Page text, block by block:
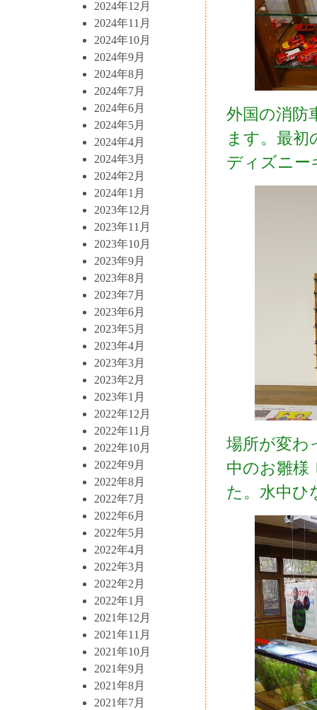
2024年12月
2024年11月
2024年10月
2024年9月
2024年8月
2024年7月
2024年6月
2024年5月
2024年4月
2024年3月
2024年2月
2024年1月
2023年12月
2023年11月
2023年10月
2023年9月
2023年8月
2023年7月
2023年6月
2023年5月
2023年4月
2023年3月
2023年2月
2023年1月
2022年12月
2022年11月
2022年10月
2022年9月
2022年8月
2022年7月
2022年6月
2022年5月
2022年4月
2022年3月
2022年2月
2022年1月
2021年12月
2021年11月
2021年10月
2021年9月
2021年8月
2021年7月
外国の消防
ます。最
ディズニー
場所が変わ
中のお雛様
た。水中ひ